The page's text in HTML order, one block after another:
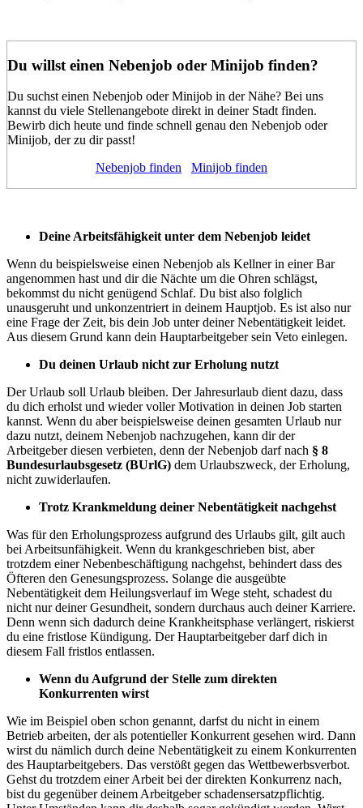
Du willst einen Nebenjob oder Minijob finden?
Du suchst einen Nebenjob oder Minijob in der Nähe? Bei uns
kannst du viele Stellenangebote direkt in deiner Stadt finden.
Bewirb dich heute und finde schnell genau den Nebenjob oder
Minijob, der zu dir passt!
Nebenjob finden
Minijob finden
Deine Arbeitsfähigkeit unter dem Nebenjob leidet
Wenn du beispielsweise einen Nebenjob als Kellner in einer Bar
angenommen hast und dir die Nächte um die Ohren schlägst,
bekommst du nicht genügend Schlaf. Du bist also folglich
unausgeruht und unkonzentriert in deinem Hauptjob. Es ist also nur
eine Frage der Zeit, bis dein Job unter deiner Nebentätigkeit leidet.
Aus diesem Grund kann dein Hauptarbeitgeber sein Veto einlegen.
Du deinen Urlaub nicht zur Erholung nutzt
Der Urlaub soll Urlaub bleiben. Der Jahresurlaub dient dazu, dass
du dich erholst und wieder voller Motivation in deinen Job starten
kannst. Wenn du aber beispielsweise deinen gesamten Urlaub nur
dazu nutzt, deinem Nebenjob nachzugehen, kann dir der
Arbeitgeber diesen verbieten, denn der Nebenjob darf nach § 8
Bundesurlaubsgesetz (BUrlG) dem Urlaubszweck, der Erholung,
nicht zuwiderlaufen.
Trotz Krankmeldung deiner Nebentätigkeit nachgehst
Was für den Erholungsprozess aufgrund des Urlaubs gilt, gilt auch
bei Arbeitsunfähigkeit. Wenn du krankgeschrieben bist, aber
trotzdem einer Nebenbeschäftigung nachgehst, behindert dass des
Öfteren den Genesungsprozess. Solange die ausgeübte
Nebentätigkeit dem Heilungsverlauf im Wege steht, schadest du
nicht nur deiner Gesundheit, sondern durchaus auch deiner Karriere.
Denn wenn sich dadurch deine Krankheitsphase verlängert, riskierst
du eine fristlose Kündigung. Der Hauptarbeitgeber darf dich in
diesem Fall fristlos entlassen.
Wenn du Aufgrund der Stelle zum direkten
Konkurrenten wirst
Wie im Beispiel oben schon genannt, darfst du nicht in einem
Betrieb arbeiten, der als potentieller Konkurrent gesehen wird. Dann
wirst du nämlich durch deine Nebentätigkeit zu einem Konkurrenten
des Hauptarbeitgebers. Das verstößt gegen das Wettbewerbsverbot.
Gehst du trotzdem einer Arbeit bei der direkten Konkurrenz nach,
bist du gegenüber deinem Arbeitgeber schadensersatzpflichtig.